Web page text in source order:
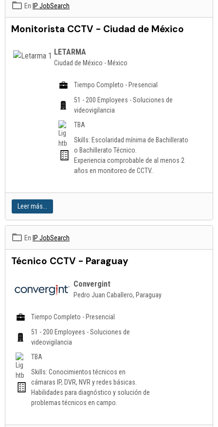
En IP JobSearch
Monitorista CCTV - Ciudad de México
LETARMA
Ciudad de México - México
Tiempo Completo - Presencial
51 - 200 Employees - Soluciones de
videovigilancia
TBA
Skills: Escolaridad mínima de Bachillerato
o Bachillerato Técnico.
Experiencia comprobable de al menos 2
años en monitoreo de CCTV..
Leer más...
En IP JobSearch
Técnico CCTV - Paraguay
Convergint
Pedro Juan Caballero, Paraguay
Tiempo Completo - Presencial
51 - 200 Employees - Soluciones de
videovigilancia
TBA
Skills: Conocimientos técnicos en
cámaras IP, DVR, NVR y redes básicas.
Habilidades para diagnóstico y solución de
problemas técnicos en campo.